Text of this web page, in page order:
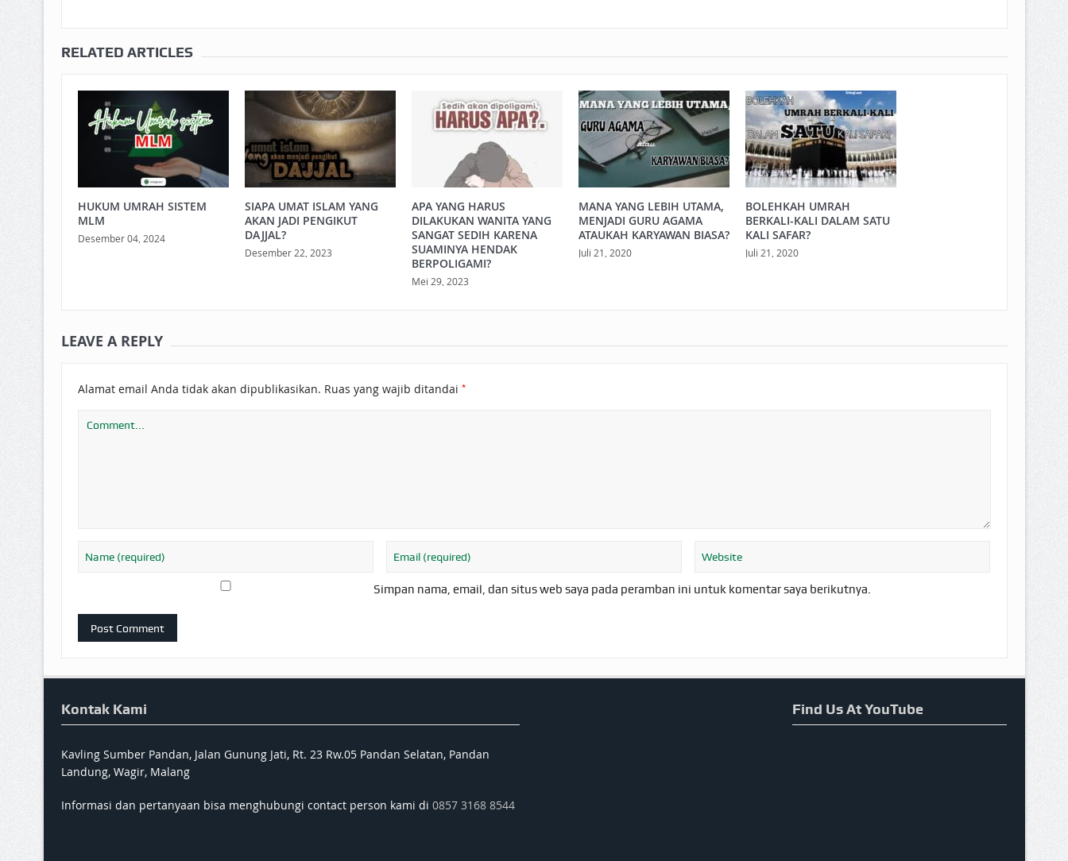
RELATED ARTICLES
HUKUM UMRAH SISTEM
MLM
Desember 04, 2024
SIAPA UMAT ISLAM YANG
AKAN JADI PENGIKUT
DAJJAL?
Desember 22, 2023
APA YANG HARUS
DILAKUKAN WANITA YANG
SANGAT SEDIH KARENA
SUAMINYA HENDAK
BERPOLIGAMI?
Mei 29, 2023
MANA YANG LEBIH UTAMA,
MENJADI GURU AGAMA
ATAUKAH KARYAWAN BIASA?
Juli 21, 2020
BOLEHKAH UMRAH
BERKALI-KALI DALAM SATU
KALI SAFAR?
Juli 21, 2020
LEAVE A REPLY
Alamat email Anda tidak akan dipublikasikan. Ruas yang wajib ditandai *
Simpan nama, email, dan situs web saya pada peramban ini untuk komentar saya berikutnya.
Kontak Kami
Kavling Sumber Pandan, Jalan Gunung Jati, Rt. 23 Rw.05 Pandan Selatan, Pandan
Landung, Wagir, Malang
Informasi dan pertanyaan bisa menghubungi contact person kami di 0857 3168 8544
Find Us At YouTube